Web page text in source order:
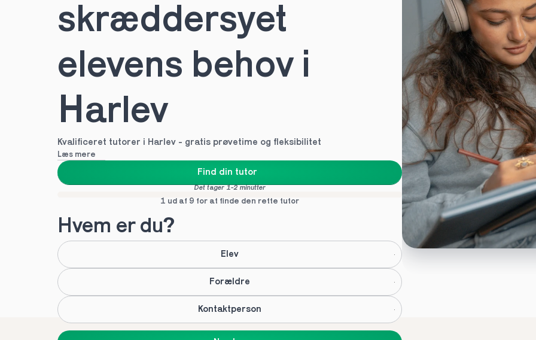
skræddersyet
elevens behov i
Harlev
Kvalificeret tutorer i Harlev - gratis prøvetime og fleksibilitet
Læs mere
Find din tutor
Det tager 1-2 minutter
1 ud af 9 for at finde den rette tutor
Hvem er du?
Elev
Forældre
Kontaktperson